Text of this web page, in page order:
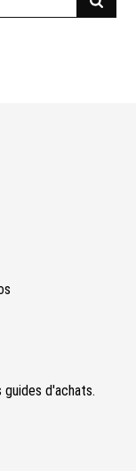
guides d'achats.